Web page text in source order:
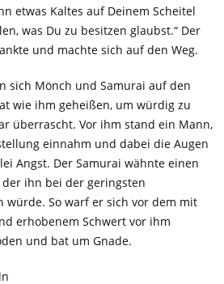
etwas Kaltes auf Deinem Scheitel
was Du zu besitzen glaubst.“ Der
und machte sich auf den Weg.
sich Mönch und Samurai auf den
wie ihm geheißen, um würdig zu
überrascht. Vor ihm stand ein Mann,
einnahm und dabei die Augen
Angst. Der Samurai wähnte einen
ihn bei der geringsten
So warf er sich vor dem mit
erhobenem Schwert vor ihm
und bat um Gnade.